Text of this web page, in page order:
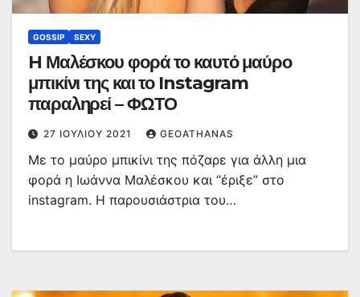
GOSSIP SEXY
H Μαλέσκου φορά το καυτό μαύρο
μπικίνι της και το Instagram
παραληρεί – ΦΩΤΟ
27 ΙΟΥΛΊΟΥ 2021 GEOATHANAS
Με το μαύρο μπικίνι της πόζαρε για άλλη μια
φορά η Ιωάννα Μαλέσκου και “έριξε” στο
instagram. Η παρουσιάστρια του…